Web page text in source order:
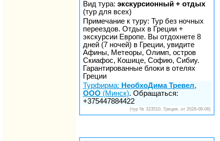
Вид тура: экскурсионный + отдых
(тур для всех)
Примечание к туру: Тур без ночных
переездов. Отдых в Греции +
экскурсии Европе. Вы отдохнете 8
дней (7 ночей) в Греции, увидите
Афины, Метеоры, Олимп, остров
Скиафос, Кошице, Софию, Сибиу.
Гарантированные блоки в отелях
Греции
Турфирма: НеобхоДима Тревел,
ООО (Минск). Обращаться:
+375447884422
(тур № 323510, Греция, от 2026-08-06)